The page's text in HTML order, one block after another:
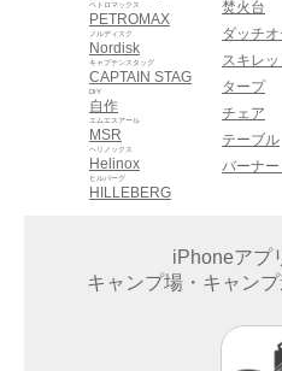
PETROMAX
ペトロマックス
Nordisk
ノルディスク
CAPTAIN STAG
キャプテンスタッグ
自作
DIY
MSR
エムエスアール
Helinox
ヘリノックス
HILLEBERG
ヒルバーグ
焚火台
ダッチ
スキレッ
タープ
チェア
テーブル
バーナー
iPhoneアプ
キャンプ場・キャンプ